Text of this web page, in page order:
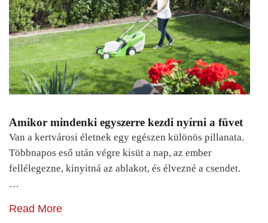
Amikor mindenki egyszerre kezdi nyírni a füvet
Van a kertvárosi életnek egy egészen különös pillanata.
Többnapos eső után végre kisüt a nap, az ember
fellélegezne, kinyitná az ablakot, és élvezné a csendet.
…
Read More